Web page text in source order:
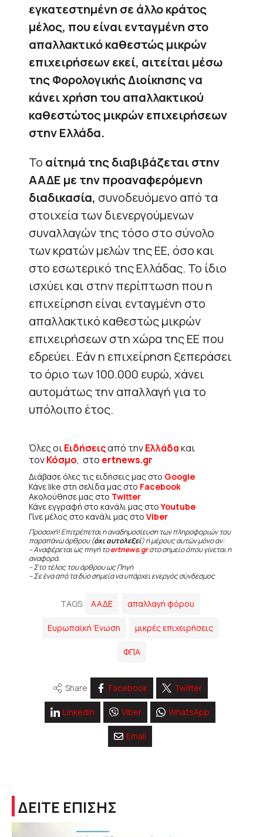
εγκατεστημένη σε άλλο κράτος
μέλος, που είναι ενταγμένη στο
απαλλακτικό καθεστώς μικρών
επιχειρήσεων εκεί, αιτείται μέσω
της Φορολογικής Διοίκησης να
κάνει χρήση του απαλλακτικού
καθεστώτος μικρών επιχειρήσεων
στην Ελλάδα.
Το αίτημά της διαβιβάζεται στην
ΑΑΔΕ με την προαναφερόμενη
διαδικασία, συνοδευόμενο από τα
στοιχεία των διενεργούμενων
συναλλαγών της τόσο στο σύνολο
των κρατών μελών της ΕΕ, όσο και
στο εσωτερικό της Ελλάδας. Το ίδιο
ισχύει και στην περίπτωση που η
επιχείρηση είναι ενταγμένη στο
απαλλακτικό καθεστώς μικρών
επιχειρήσεων στη χώρα της ΕΕ που
εδρεύει. Εάν η επιχείρηση ξεπεράσει
το όριο των 100.000 ευρώ, χάνει
αυτομάτως την απαλλαγή για το
υπόλοιπο έτος.
Όλες οιΕιδήσειςαπό τηνΕλλάδακαι
τονΚόσμο, στο ertnews.gr
Διάβασε όλες τις ειδήσεις μας στο Google
Κάνε like στη σελίδα μας στο Facebook
Ακολούθησε μας στο Twitter
Κάνε εγγραφή στο κανάλι μας στοYoutube
Γίνε μέλος στο κανάλι μας στο Viber
Προσοχή! Επιτρέπεται η αναδημοσίευση των πληροφοριών του
παραπάνω άρθρου (όχι αυτολεξεί) ή μέρους αυτών μόνο αν:
– Αναφέρεται ως πηγή τοertnews.grστο σημείο όπου γίνεται η
αναφορά.
– Στο τέλος του άρθρου ως Πηγή
– Σε ένα από τα δύο σημεία να υπάρχει ενεργός σύνδεσμος
TAGS ΑΑΔΕ απαλλαγή φόρου
Ευρωπαϊκή Ένωση μικρές επιχειρήσεις
ΦΠΑ
Share Facebook Twitter
Linkedin Viber WhatsApp
Email
ΔΕΙΤΕ ΕΠΙΣΗΣ